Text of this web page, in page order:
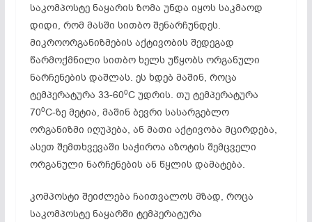
საკომპოსტე ნაყარის ზომა უნდა იყოს საკმაოდ
დიდი, რომ მასში სითბო შენარჩუნდეს.
მიკროორგანიზმების აქტივობის შედეგად
წარმოქმნილი სითბო ხელს უწყობს ორგანული
ნარჩენების დაშლას. ეს ხდებ მაშინ, როცა
ტემპერატურა 33-600C უდრის. თუ ტემპერატურა
700C-ზე მეტია, მაშინ ბევრი სასარგებლო
ორგანიზმი იღუპება, ან მათი აქტივობა მცირდება,
ასეთ შემთხვევაში საჭიროა აზოტის შემცველი
ორგანული ნარჩენების ან წყლის დამატება.
კომპოსტი შეიძლება ჩაითვალოს მზად, როცა
საკომპოსტე ნაყარში ტემპერატურა